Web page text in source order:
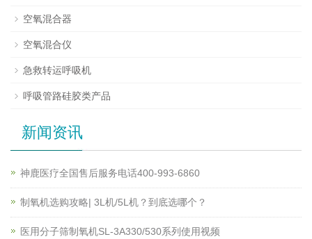
空氧混合器
空氧混合仪
急救转运呼吸机
呼吸管路硅胶类产品
新闻资讯
神鹿医疗全国售后服务电话400-993-6860
制氧机选购攻略| 3L机/5L机？到底选哪个？
医用分子筛制氧机SL-3A330/530系列使用视频